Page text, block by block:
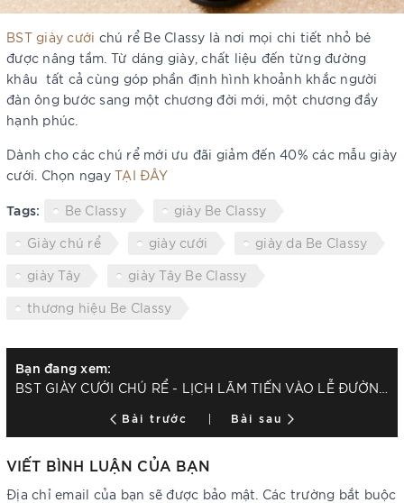
BST giày cưới chú rể Be Classy là nơi mọi chi tiết nhỏ bé
được nâng tầm. Từ dáng giày, chất liệu đến từng đường
khâu tất cả cùng góp phần định hình khoảnh khắc người
đàn ông bước sang một chương đời mới, một chương đầy
hạnh phúc.
Dành cho các chú rể mới ưu đãi giảm đến 40% các mẫu giày
cưới. Chọn ngay TẠI ĐÂY
Tags: Be Classy
giày Be Classy
Giày chú rể
giày cưới
giày da Be Classy
giày Tây
giày Tây Be Classy
thương hiệu Be Classy
Bạn đang xem:
Bài trước Bài sau
VIẾT BÌNH LUẬN CỦA BẠN
Địa chỉ email của bạn sẽ được bảo mật. Các trường bắt buộc